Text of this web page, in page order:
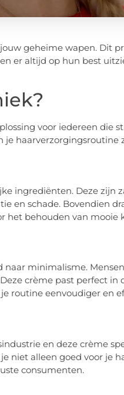
geheime wapen. Dit
er altijd op hun best
voor iedereen die
je haarverzorgingsroutine
ingrediënten. Deze zijn
en schade. Bovendien
het behouden van mooie
naar minimalisme.
crème past perfect in
routine eenvoudiger en
en deze crème
niet alleen goed voor je
consumenten.